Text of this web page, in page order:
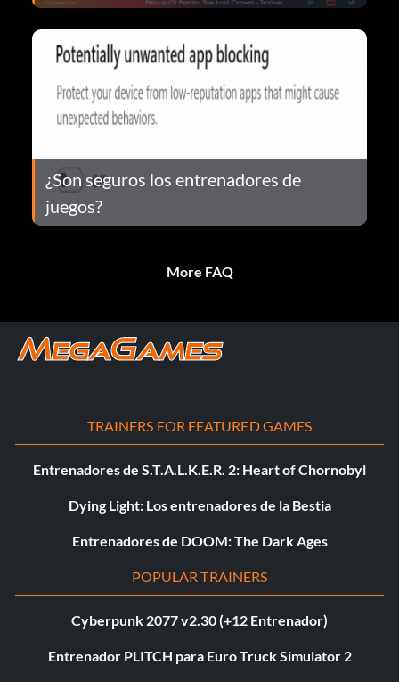
¿Son seguros los entrenadores de
juegos?
More FAQ
TRAINERS FOR FEATURED GAMES
Entrenadores de S.T.A.L.K.E.R. 2: Heart of Chornobyl
Dying Light: Los entrenadores de la Bestia
Entrenadores de DOOM: The Dark Ages
POPULAR TRAINERS
Cyberpunk 2077 v2.30 (+12 Entrenador)
Entrenador PLITCH para Euro Truck Simulator 2